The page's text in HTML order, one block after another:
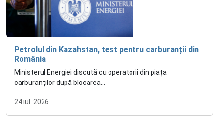
Petrolul din Kazahstan, test pentru carburanții din
România
Ministerul Energiei discută cu operatorii din piața
carburanților după blocarea...
24 iul. 2026